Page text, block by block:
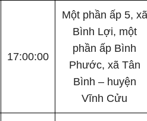
17:00:00
Một phần ấp 5, xã
Bình Lợi, một
phần ấp Bình
Phước, xã Tân
Bình – huyện
Vĩnh Cửu